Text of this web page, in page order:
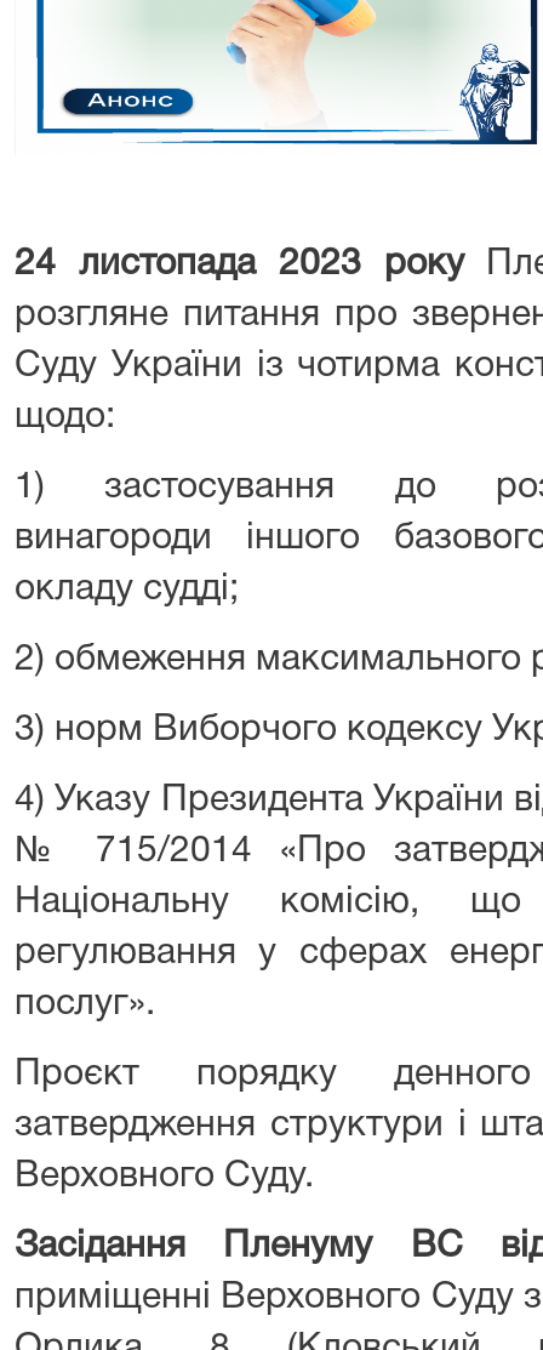
24 листопада 2023 року
розгляне питання про
Суду України із чотирма
щодо:
1) застосування до
винагороди іншого
окладу судді;
2) обмеження максимального
3) норм Виборчого кодексу
4) Указу Президента України
№ 715/2014 «Про
Національну комісію,
регулювання у сферах
послуг».
Проєкт порядку
затвердження структури і
Верховного Суду.
Засідання Пленуму ВС
приміщенні Верховного Суду